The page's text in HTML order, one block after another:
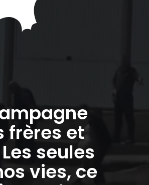
frères et
seules
vies, ce